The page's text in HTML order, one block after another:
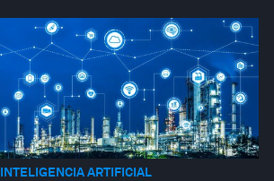
INTELIGENCIA ARTIFICIAL